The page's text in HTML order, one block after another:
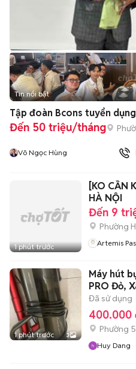
Tin nổi bật
Tập đoàn Bcons tuyển
Đến 50 triệu/tháng
Võ Ngọc Hùng
1 phút trước
[KO CẦN
HÀ NỘI
Đến 9
Phường
Artemis
1 phút trước 3
Máy hút
PRO Đỏ,
Đã sử dụng
400.000
Phường 5
Huy Dang